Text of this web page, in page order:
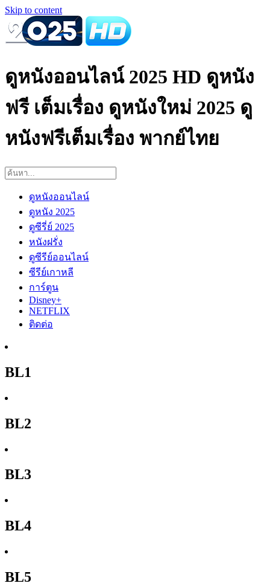
Skip to content
ดูหนังออนไลน์ 2025 HD ดูหนัง
ฟรี เต็มเรื่อง ดูหนังใหม่ 2025 ดู
หนังฟรีเต็มเรื่อง พากย์ไทย
ดูหนังออนไลน์
ดูหนัง 2025
ดูซีรี่ย์ 2025
หนังฝรั่ง
ดูซีรีย์ออนไลน์
ซีรีย์เกาหลี
การ์ตูน
Disney+
NETFLIX
ติดต่อ
BL1
BL2
BL3
BL4
BL5